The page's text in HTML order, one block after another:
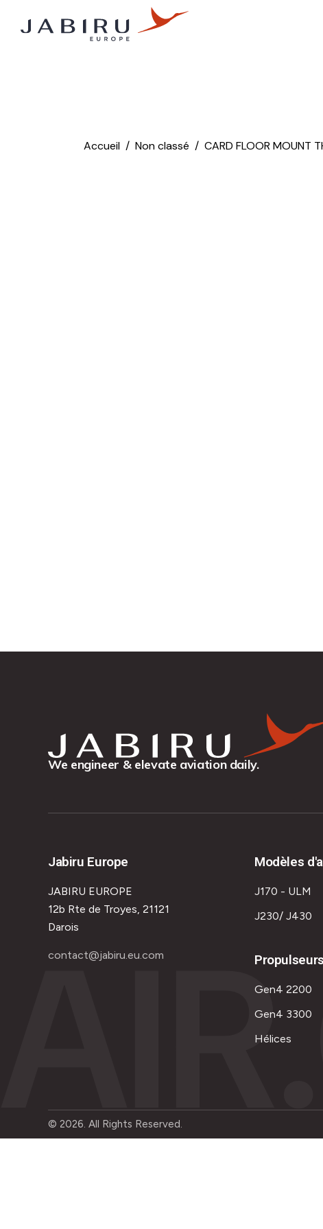
Accueil Non classé CARD FLOOR MOUNT
We engineer & elevate aviation daily.
Jabiru Europe
JABIRU EUROPE
12b Rte de Troyes, 21121
Darois
contact@jabiru.eu.com
Modèles
J170 - ULM
J230/ J430
Propulseurs
Gen4 2200
Gen4 3300
Hélices
© 2026. All Rights Reserved.